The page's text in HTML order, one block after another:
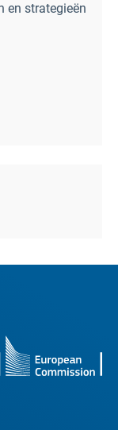
en strategieën